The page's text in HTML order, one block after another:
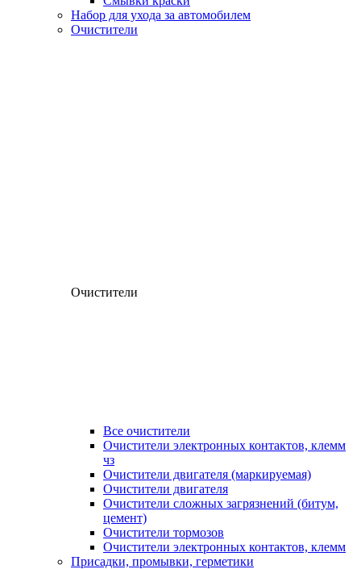
Набор для ухода за автомобилем
Очистители
Очистители
Все очистители
Очистители электронных контактов, клемм
чз
Очистители двигателя (маркируемая)
Очистители двигателя
Очистители сложных загрязнений (битум,
цемент)
Очистители тормозов
Очистители электронных контактов, клемм
Присадки, промывки, герметики